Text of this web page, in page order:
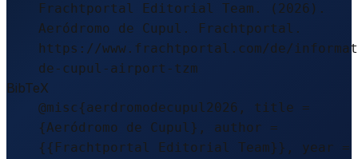
Frachtportal Editorial Team. (2026).
Aeródromo de Cupul. Frachtportal.
https://www.frachtportal.com/de/
de-cupul-airport-tzm
BibTeX
@misc{aerdromodecupul2026, title =
{Aeródromo de Cupul}, author =
{{Frachtportal Editorial Team}}, year =